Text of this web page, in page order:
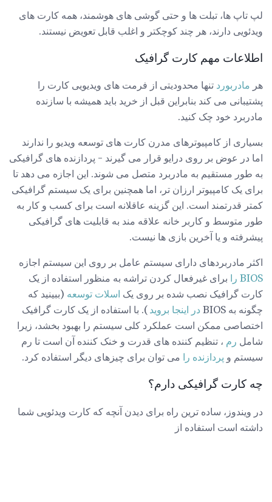
لپ تاپ ها، تبلت ها و حتی گوشی های هوشمند، همه کارت های
ویدئویی دارند، هر چند کوچکتر و اغلب قابل تعویض نیستند.
اطلاعات مهم کارت گرافیک
هر مادربورد تنها محدودیتی از فرمت های ویدیویی کارت را
پشتیبانی می کند بنابراین قبل از خرید باید همیشه با سازنده
مادربرد خود چک کنید.
بسیاری از کامپیوترهای مدرن کارت های توسعه ویدیو را ندارند
اما در عوض بر روی درایو قرار می گیرند - پردازنده های گرافیکی
به طور مستقیم به مادربرد متصل می شوند. این اجازه می دهد تا
برای یک کامپیوتر ارزان تر، اما همچنین برای یک سیستم گرافیکی
کمتر قدرتمند است. این گزینه عاقلانه است برای کسب و کار به
طور متوسط ​​و کاربر خانه علاقه مند به قابلیت های گرافیکی
پیشرفته و یا آخرین بازی ها نیست.
اکثر مادربردهای دارای سیستم عامل بر روی این سیستم اجازه
BIOS را
برای غیرفعال کردن تراشه به منظور استفاده از یک
کارت گرافیک نصب شده بر روی یک اسلات توسعه (ببینید که
چگونه به BIOS
در اینجا بروید ). با استفاده از یک کارت گرافیک
اختصاصی ممکن است عملکرد کلی سیستم را بهبود بخشد، زیرا
شامل رم ، تنظیم کننده های قدرت و خنک کننده آن است تا رم
سیستم و پردازنده را می توان برای چیزهای دیگر استفاده کرد.
چه کارت گرافیکی دارم؟
در ویندوز، ساده ترین راه برای دیدن آنچه که کارت ویدئویی شما
داشته است استفاده از